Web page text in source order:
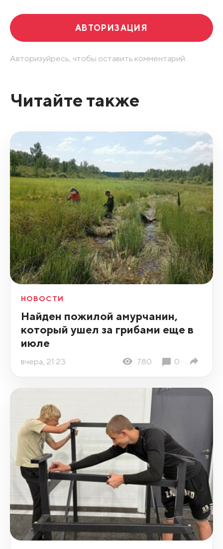
АВТОРИЗАЦИЯ
Авторизуйресь, чтобы оставить комментарий.
Читайте также
НОВОСТИ
Найден пожилой амурчанин,
который ушел за грибами еще в
июле
вчера, 21:23 780 0